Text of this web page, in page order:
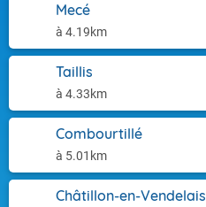
Mecé
à 4.19km
Taillis
à 4.33km
Combourtillé
à 5.01km
Châtillon-en-Vendelais